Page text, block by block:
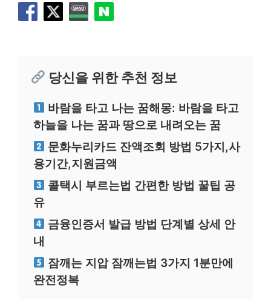
당신을 위한 추천 정보
바람을 타고 나는 꿈해몽: 바람을 타고
하늘을 나는 꿈과 땅으로 내려오는 꿈
문화누리카드 잔액조회 방법 5가지,사
용기간,지원금액
콜택시 부르는법 간편한 방법 꿀팁 공
유
금융인증서 발급 방법 단계별 상세 안
내
잠깨는 지압 잠깨는법 3가지 1분만에
완전정복